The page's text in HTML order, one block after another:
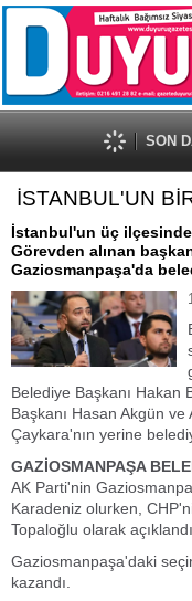
SON
İSTANBUL'UN
İstanbul'un üç
Görevden alınan
Gaziosmanpaşa'da
Belediye Başkanı Hakan
Başkanı Hasan Akgün
Çaykara'nın yerine
GAZİOSMANPAŞA
AK Parti'nin
Karadeniz olurken,
Topaloğlu olarak açıklandı.
Gaziosmanpaşa'daki
kazandı.